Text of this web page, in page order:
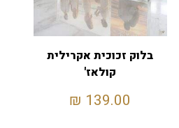
בלוק זכוכית אקרילית
קולאז'
139.00
₪